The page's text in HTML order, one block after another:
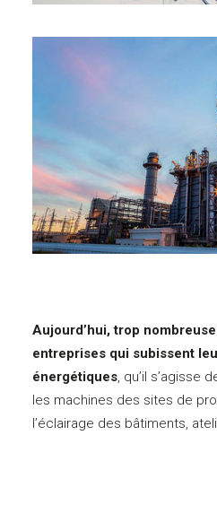
Aujourd’hui, trop
entreprises qui subissent
énergétiques, qu’il s’agisse
les machines des sites de
l’éclairage des bâtiments,